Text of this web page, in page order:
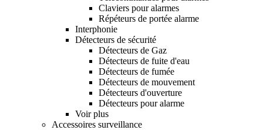
Claviers pour alarmes
Répéteurs de portée alarme
Interphonie
Détecteurs de sécurité
Détecteurs de Gaz
Détecteurs de fuite d'eau
Détecteurs de fumée
Détecteurs de mouvement
Détecteurs d'ouverture
Détecteurs pour alarme
Voir plus
Accessoires surveillance